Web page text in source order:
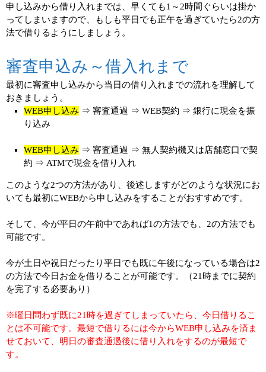
申し込みから借り入れまでは、早くても1～2時間ぐらいは掛か
ってしまいますので、もしも平日でも正午を過ぎていたら2の方
法で借りるようにしましょう。
審査申込み～借入れまで
最初に審査申し込みから当日の借り入れまでの流れを理解して
おきましょう。
WEB申し込み ⇒ 審査通過 ⇒ WEB契約 ⇒ 銀行に現金を振
り込み
WEB申し込み ⇒ 審査通過 ⇒ 無人契約機又は店舗窓口で契
約 ⇒ ATMで現金を借り入れ
このような2つの方法があり、後述しますがどのような状況にお
いても最初にWEBから申し込みをすることがおすすめです。
そして、今が平日の午前中であれば1の方法でも、2の方法でも
可能です。
今が土日や祝日だったり平日でも既に午後になっている場合は2
の方法で今日お金を借りることが可能です。（21時までに契約
を完了する必要あり）
※曜日問わず既に21時を過ぎてしまっていたら、今日借りるこ
とは不可能です。最短で借りるには今からWEB申し込みを済ま
せておいて、明日の審査通過後に借り入れをするのが最短で
す。